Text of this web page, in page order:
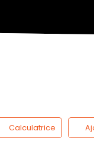
Calculatrice